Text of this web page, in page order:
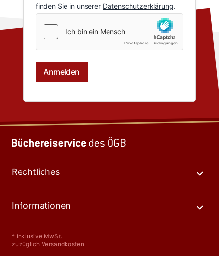
Rechtliches
Informationen
* Inklusive MwSt.
zuzüglich Versandkosten